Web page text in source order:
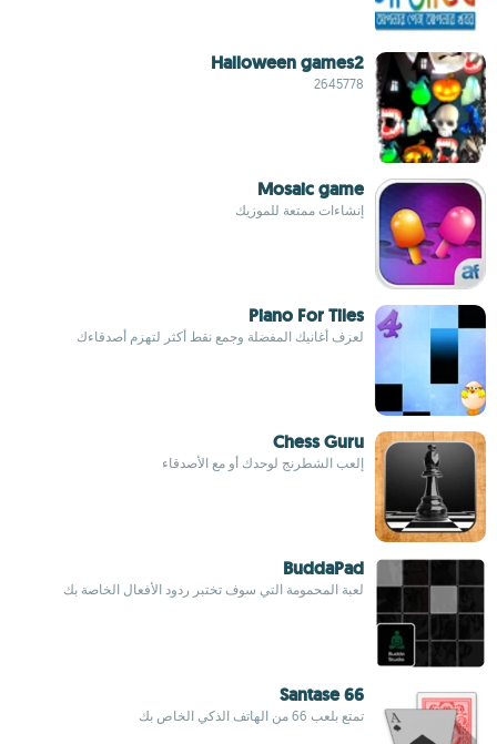
Halloween games2
2645778
Mosaic game
إنشاءات ممتعة للموزيك
Piano For Tiles
لعزف أغانيك المفضلة وجمع نقط أكثر لتهزم أصدقاءك
Chess Guru
إلعب الشطرنج لوحدك أو مع الأصدقاء
BuddaPad
لعبة المحمومة التي سوف تختبر ردود الأفعال الخاصة بك
66 Santase
تمتع بلعب 66 من الهاتف الذكي الخاص بك